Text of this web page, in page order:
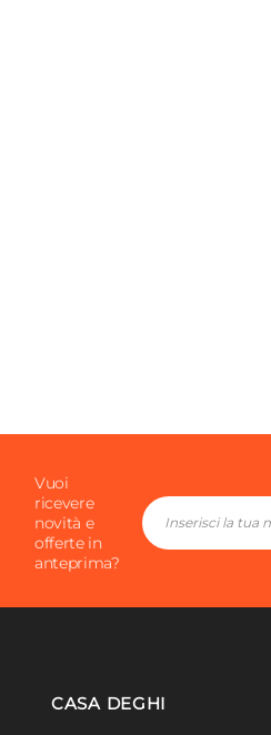
Vuoi
ricevere
novità e
offerte in
anteprima?
CASA DEGHI